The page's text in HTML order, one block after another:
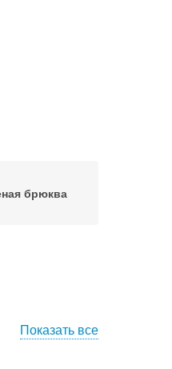
брюква
Показать все